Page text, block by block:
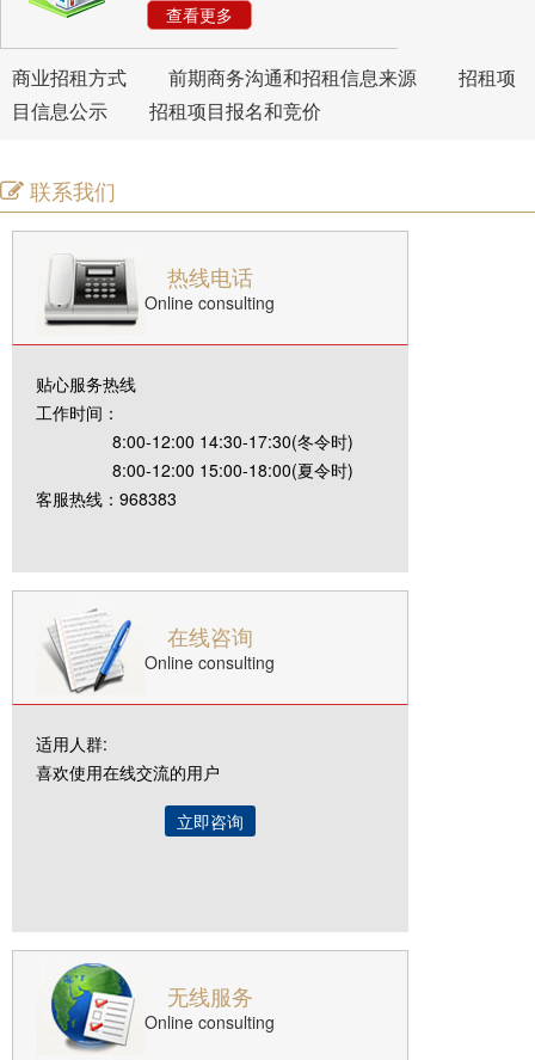
查看更多
商业招租方式 前期商务沟通和招租信息来源
招租项
目信息公示
招租项目报名和竞价
联系我们
热线电话
Online consulting
贴心服务热线
工作时间：
8:00-12:00 14:30-17:30(冬令时)
8:00-12:00 15:00-18:00(夏令时)
客服热线：968383
在线咨询
Online consulting
适用人群:
喜欢使用在线交流的用户
立即咨询
无线服务
Online consulting